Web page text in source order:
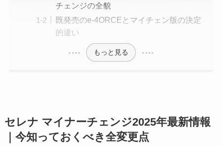
チェンジの全貌
既発売のe-4ORCEとマイチェン版の決定
的違い
もっと見る
セレナ マイナーチェンジ2025年最新情報
｜今知っておくべき全変更点